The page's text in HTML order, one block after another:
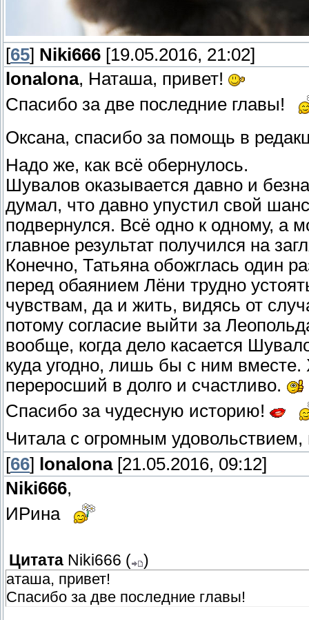
[65] Niki666 [19.05.2016, 21:02]
lonalona, Наташа, привет!
Спасибо за две последние главы!
Оксана, спасибо за помощь в
Надо же, как всё обернулось.
Шувалов оказывается давно и
думал, что давно упустил свой
подвернулся. Всё одно к одному, а
главное результат получился на
Конечно, Татьяна обожглась один
перед обаянием Лёни трудно
чувствам, да и жить, видясь от
потому согласие выйти за
вообще, когда дело касается
куда угодно, лишь бы с ним
переросший в долго и счастливо.
Спасибо за чудесную историю!
Читала с огромным
[66] lonalona[21.05.2016, 09:12]
Niki666,
ИРина
Цитата Niki666 (
)
аташа, привет!
Спасибо за две последние главы!